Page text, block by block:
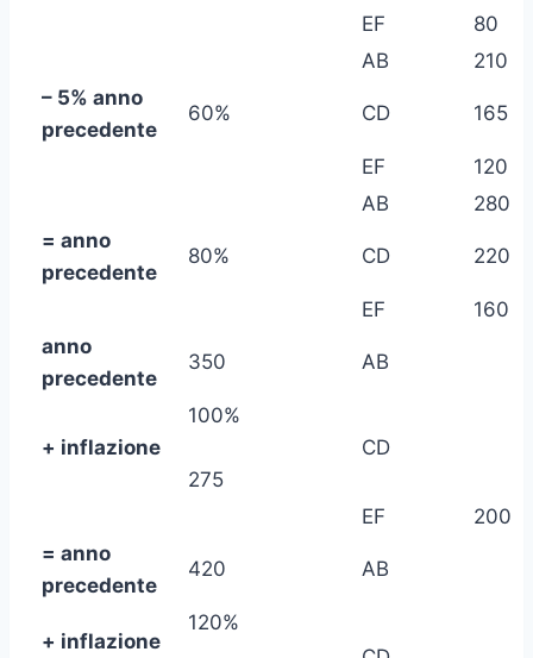
EF
80
AB
210
– 5% anno
precedente
60% CD 165
EF
120
AB
280
= anno
precedente
80% CD 220
EF
160
anno
precedente
350 AB
+ inflazione
100%
275
CD
EF
200
= anno
precedente
420 AB
+ inflazione
120%